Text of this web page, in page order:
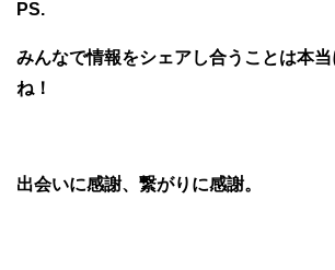
PS.
みんなで情報をシェアし合うことは本
ね！
出会いに感謝、繋がりに感謝。